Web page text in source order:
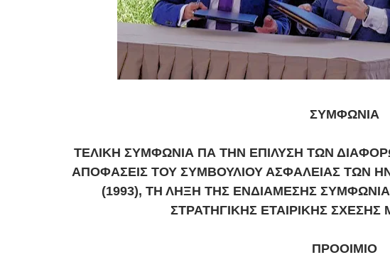
ΣΥΜΦΩΝΙΑ
ΤΕΛΙΚΗ ΣΥΜΦΩΝΙΑ ΠΑ ΤΗΝ ΕΠΙΛΥΣΗ ΤΩΝ
ΑΠΟΦΑΣΕΙΣ ΤΟΥ ΣΥΜΒΟΥΛΙΟΥ ΑΣΦΑΛΕΙΑΣ ΤΩΝ
(1993), ΤΗ ΛΗΞΗ ΤΗΣ ΕΝΔΙΑΜΕΣΗΣ
ΣΤΡΑΤΗΓΙΚΗΣ ΕΤΑΙΡΙΚΗΣ
ΠΡΟΟΙΜΙΟ